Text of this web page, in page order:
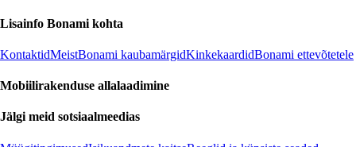
Lisainfo Bonami kohta
KontaktidMeistBonami kaubamärgidKinkekaardidBonami ettevõtetele
Mobiilirakenduse allalaadimine
Jälgi meid sotsiaalmeedias